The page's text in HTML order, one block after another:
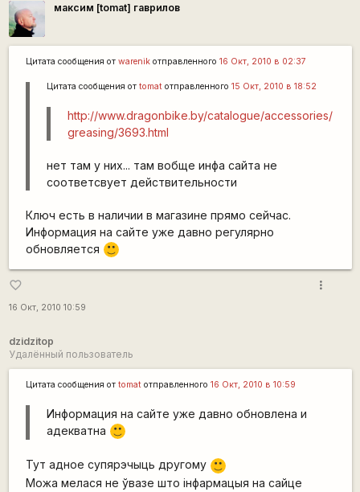
максим [tomat] гаврилов
Цитата сообщения от warenikотправленного 16 Окт, 2010 в 02:37
Цитата сообщения от tomatотправленного 15 Окт, 2010 в 18:52
http://www.dragonbike.by/catalogue/accessories/
greasing/3693.html
нет там у них... там вобще инфа сайта не
соответсвует действительности
Ключ есть в наличии в магазине прямо сейчас.
Информация на сайте уже давно регулярно
обновляется
:)
favorite_border
16 Окт, 2010 10:59
more_vert
dzidzitop
Удалённый пользователь
Цитата сообщения от tomatотправленного 16 Окт, 2010 в 10:59
Информация на сайте уже давно обновлена и
адекватна
:)
Тут адное супярэчыць другому :)
Можа мелася не ўвазе што інфармацыя на сайце